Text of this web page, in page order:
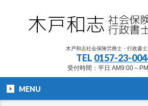
木戸和志社会保険労務士・行政書
TEL 0157-23-
受付時間：平日 AM9:00～
MENU